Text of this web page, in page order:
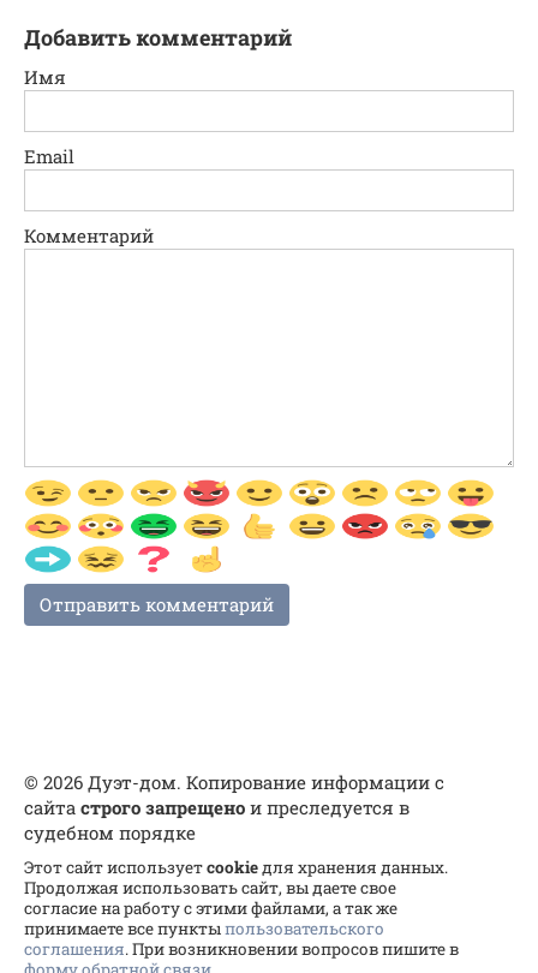
Добавить комментарий
Имя
Email
Комментарий
© 2026 Дуэт-дом. Копирование информации с
сайта строго запрещено и преследуется в
судебном порядке
Этот сайт используетcookieдля хранения данных.
Продолжая использовать сайт, вы даете свое
согласие на работу с этими файлами, а так же
принимаете все пунктыпользовательского
соглашения. При возникновении вопросов пишите в